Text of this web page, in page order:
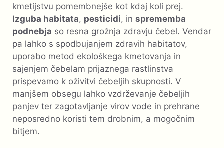
kmetijstvu pomembnejše kot kdaj koli prej.
Izguba habitata, pesticidi, in sprememba
podnebja so resna grožnja zdravju čebel. Vendar
pa lahko s spodbujanjem zdravih habitatov,
uporabo metod ekološkega kmetovanja in
sajenjem čebelam prijaznega rastlinstva
prispevamo k oživitvi čebeljih skupnosti. V
manjšem obsegu lahko vzdrževanje čebeljih
panjev ter zagotavljanje virov vode in prehrane
neposredno koristi tem drobnim, a mogočnim
bitjem.